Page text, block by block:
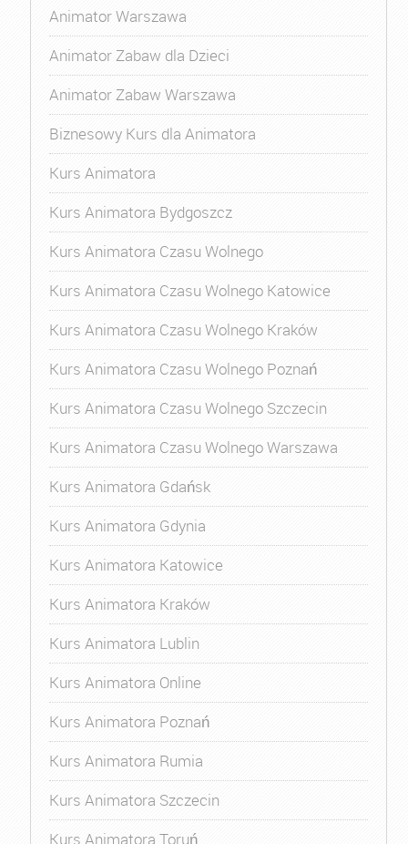
Animator Warszawa
Animator Zabaw dla Dzieci
Animator Zabaw Warszawa
Biznesowy Kurs dla Animatora
Kurs Animatora
Kurs Animatora Bydgoszcz
Kurs Animatora Czasu Wolnego
Kurs Animatora Czasu Wolnego Katowice
Kurs Animatora Czasu Wolnego Kraków
Kurs Animatora Czasu Wolnego Poznań
Kurs Animatora Czasu Wolnego Szczecin
Kurs Animatora Czasu Wolnego Warszawa
Kurs Animatora Gdańsk
Kurs Animatora Gdynia
Kurs Animatora Katowice
Kurs Animatora Kraków
Kurs Animatora Lublin
Kurs Animatora Online
Kurs Animatora Poznań
Kurs Animatora Rumia
Kurs Animatora Szczecin
Kurs Animatora Toruń